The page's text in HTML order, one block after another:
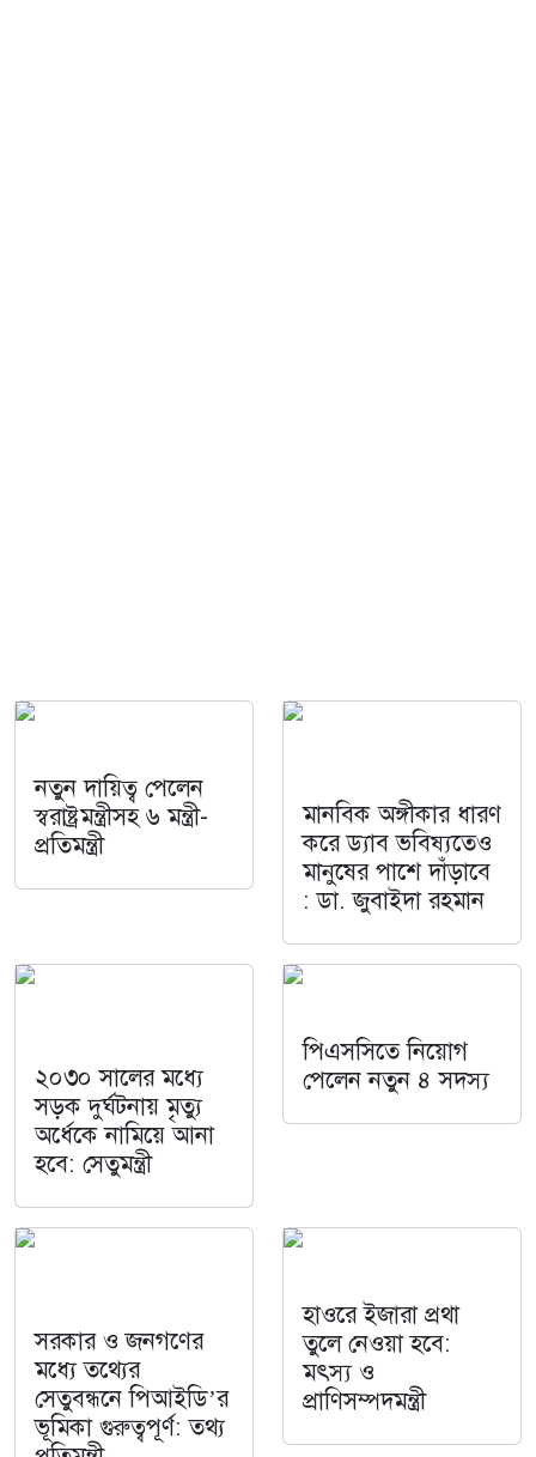
নতুন দায়িত্ব পেলেন
স্বরাষ্ট্রমন্ত্রীসহ ৬ মন্ত্রী-
প্রতিমন্ত্রী
মানবিক অঙ্গীকার ধারণ
করে ড্যাব ভবিষ্যতেও
মানুষের পাশে দাঁড়াবে
: ডা. জুবাইদা রহমান
২০৩০ সালের মধ্যে
সড়ক দুর্ঘটনায় মৃত্যু
অর্ধেকে নামিয়ে আনা
হবে: সেতুমন্ত্রী
পিএসসিতে নিয়োগ
পেলেন নতুন ৪ সদস্য
সরকার ও জনগণের
মধ্যে তথ্যের
সেতুবন্ধনে পিআইডি’র
ভূমিকা গুরুত্বপূর্ণ: তথ্য
হাওরে ইজারা প্রথা
তুলে নেওয়া হবে:
মৎস্য ও
প্রাণিসম্পদমন্ত্রী